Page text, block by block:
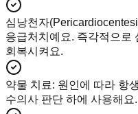
심낭천자
응급처치예요. 즉각적으로
회복시켜요.
약물 치료: 원인에 따라 항
수의사 판단 하에 사용해요.